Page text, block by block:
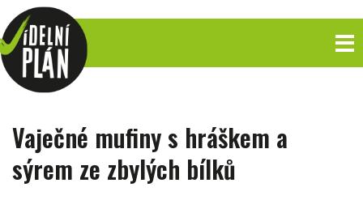
Vaječné mufiny s hráškem a
sýrem ze zbylých bílků